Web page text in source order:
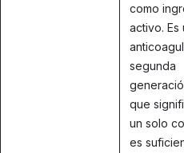
como
activo. Es
segunda
que
un solo
es